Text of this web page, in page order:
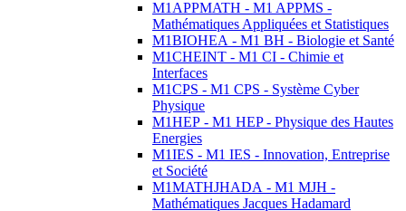
M1APPMATH - M1 APPMS -
Mathématiques Appliquées et Statistiques
M1BIOHEA - M1 BH - Biologie et Santé
M1CHEINT - M1 CI - Chimie et
Interfaces
M1CPS - M1 CPS - Système Cyber
Physique
M1HEP - M1 HEP - Physique des Hautes
Energies
M1IES - M1 IES - Innovation, Entreprise
et Société
M1MATHJHADA - M1 MJH -
Mathématiques Jacques Hadamard